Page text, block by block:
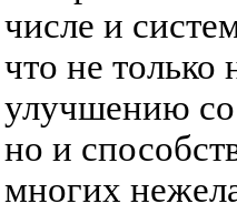
числе и
что не только
улучшению
но и
многих